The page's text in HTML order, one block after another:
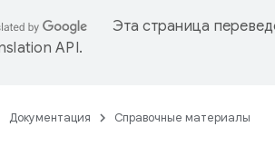
Эта страница
API.
Документация Справочные материалы